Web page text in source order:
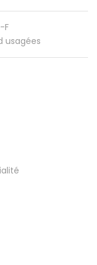
F
usagées